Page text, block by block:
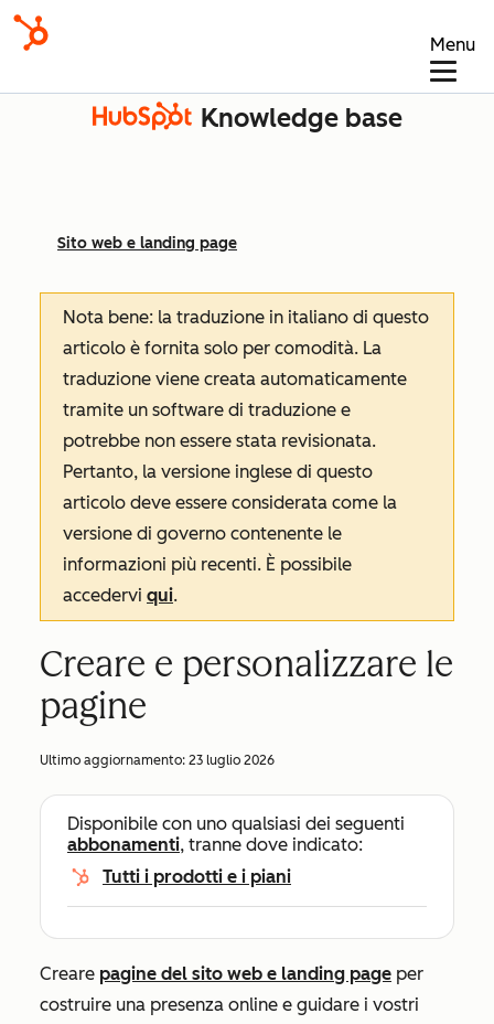
Menu
Knowledge base
Sito web e landing page
Nota bene: la traduzione in italiano di questo
articolo è fornita solo per comodità. La
traduzione viene creata automaticamente
tramite un software di traduzione e
potrebbe non essere stata revisionata.
Pertanto, la versione inglese di questo
articolo deve essere considerata come la
versione di governo contenente le
informazioni più recenti. È possibile
accedervi qui.
Creare e personalizzare le
pagine
Ultimo aggiornamento: 23 luglio 2026
Disponibile con uno qualsiasi dei seguenti
abbonamenti, tranne dove indicato:
Tutti i prodotti e i piani
Creare pagine del sito web e landing page per
costruire una presenza online e guidare i vostri